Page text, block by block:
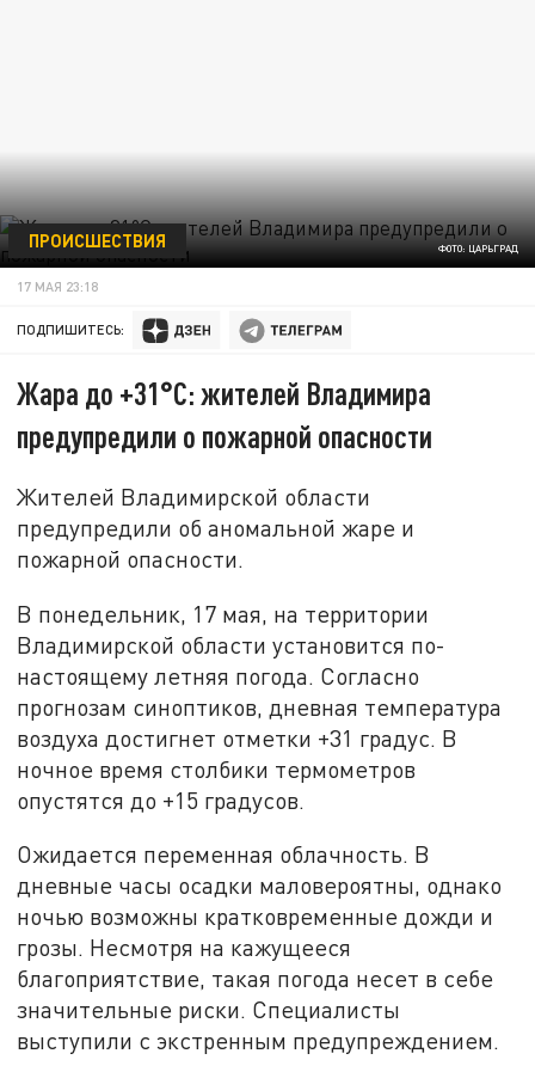
ФОТО: ЦАРЬГРАД
ПРОИСШЕСТВИЯ
17 МАЯ 23:18
ПОДПИШИТЕСЬ:
Жара до +31°С: жителей Владимира
предупредили о пожарной опасности
Жителей Владимирской области
предупредили об аномальной жаре и
пожарной опасности.
В понедельник, 17 мая, на территории
Владимирской области установится по-
настоящему летняя погода. Согласно
прогнозам синоптиков, дневная температура
воздуха достигнет отметки +31 градус. В
ночное время столбики термометров
опустятся до +15 градусов.
Ожидается переменная облачность. В
дневные часы осадки маловероятны, однако
ночью возможны кратковременные дожди и
грозы. Несмотря на кажущееся
благоприятствие, такая погода несет в себе
значительные риски. Специалисты
выступили с экстренным предупреждением.